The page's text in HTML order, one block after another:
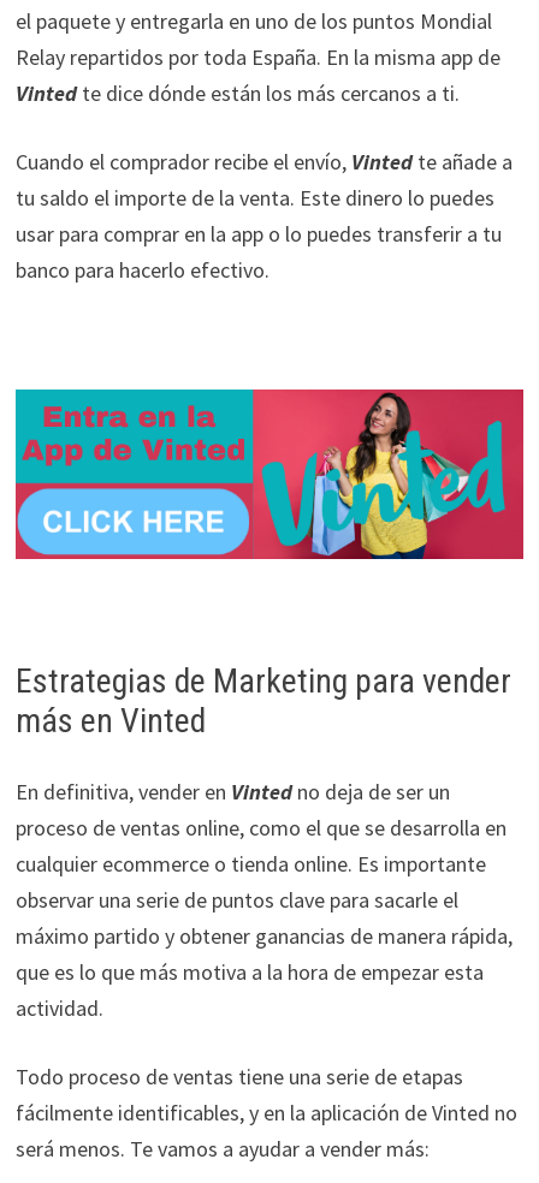
el paquete y entregarla en uno de los puntos Mondial
Relay repartidos por toda España. En la misma app de
Vintedte dice dónde están los más cercanos a ti.
Cuando el comprador recibe el envío, Vintedte añade a
tu saldo el importe de la venta. Este dinero lo puedes
usar para comprar en la app o lo puedes transferir a tu
banco para hacerlo efectivo.
Estrategias de Marketing para vender
más en Vinted
En definitiva, vender en Vintedno deja de ser un
proceso de ventas online, como el que se desarrolla en
cualquier ecommerce o tienda online. Es importante
observar una serie de puntos clave para sacarle el
máximo partido y obtener ganancias de manera rápida,
que es lo que más motiva a la hora de empezar esta
actividad.
Todo proceso de ventas tiene una serie de etapas
fácilmente identificables, y en la aplicación de Vinted no
será menos. Te vamos a ayudar a vender más: